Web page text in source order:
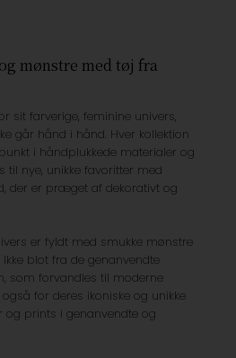
mønstre med tøj fra
sit farverige, feminine univers,
går hånd i hånd. Hver kollektion
i håndplukkede materialer og
til nye, unikke favoritter med
der er præget af dekorativt og
er fyldt med smukke mønstre
blot fra de genanvendte
som forvandles til moderne
for deres ikoniske og unikke
og prints i genanvendte og